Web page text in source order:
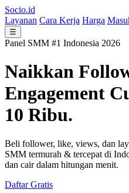
Socio.id
Layanan Cara Kerja Harga
☰
Panel SMM #1 Indonesia 2026
Naikkan
Engagement
10 Ribu.
Beli follower, like, views, dan
SMM termurah & tercepat di
dan cair dalam hitungan menit.
Daftar Gratis